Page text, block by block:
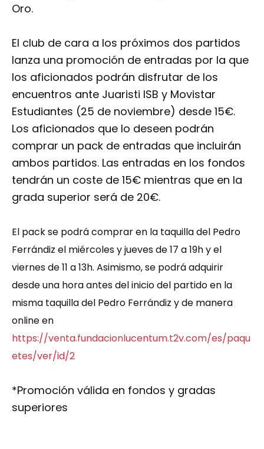
Oro.
El club de cara a los próximos dos partidos
lanza una promoción de entradas por la que
los aficionados podrán disfrutar de los
encuentros ante Juaristi ISB y Movistar
Estudiantes (25 de noviembre) desde 15€.
Los aficionados que lo deseen podrán
comprar un pack de entradas que incluirán
ambos partidos. Las entradas en los fondos
tendrán un coste de 15€ mientras que en la
grada superior será de 20€.
El pack se podrá comprar en la taquilla del Pedro
Ferrándiz el miércoles y jueves de 17 a 19h y el
viernes de 11 a 13h. Asimismo, se podrá adquirir
desde una hora antes del inicio del partido en la
misma taquilla del Pedro Ferrándiz y de manera
online en
https://venta.fundacionlucentum.t2v.com/es/paqu
etes/ver/id/2
*Promoción válida en fondos y gradas
superiores